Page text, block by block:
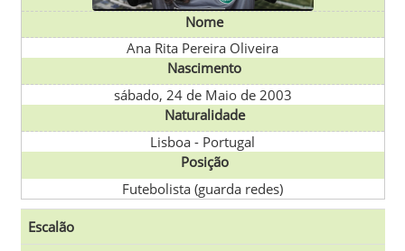
Nome
Ana Rita Pereira Oliveira
Nascimento
sábado, 24 de Maio de 2003
Naturalidade
Lisboa - Portugal
Posição
Futebolista (guarda redes)
Escalão